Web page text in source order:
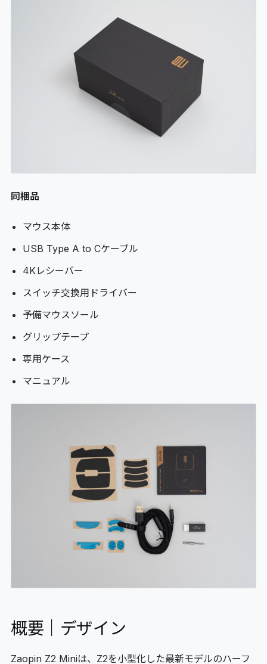
同梱品
マウス本体
USB Type A to Cケーブル
4Kレシーバー
スイッチ交換用ドライバー
予備マウスソール
グリップテープ
専用ケース
マニュアル
概要｜デザイン
Zaopin Z2 Miniは、Z2を小型化した最新モデルのハーフ